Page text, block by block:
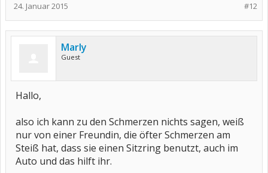
#12
24. Januar 2015
Marly
Guest
Hallo,
also ich kann zu den Schmerzen nichts sagen, weiß
nur von einer Freundin, die öfter Schmerzen am
Steiß hat, dass sie einen Sitzring benutzt, auch im
Auto und das hilft ihr.